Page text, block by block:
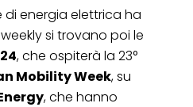
energia elettrica ha
si trovano poi le
, che ospiterà la 23°
Mobility Week, su
, che hanno